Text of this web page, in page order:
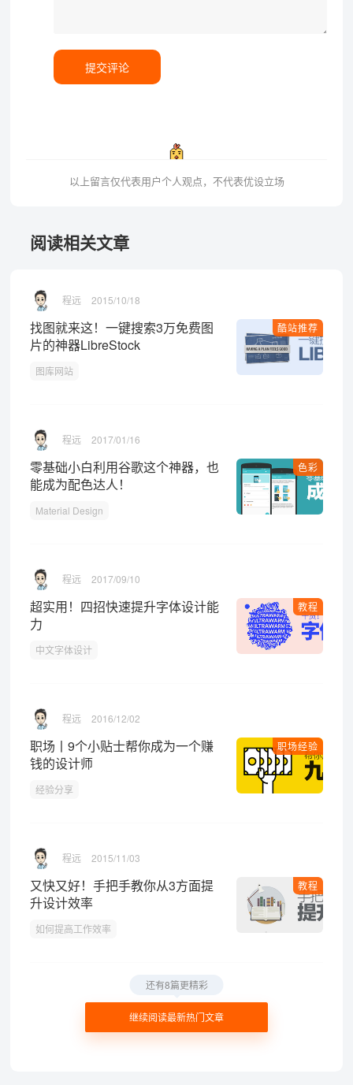
提交评论
以上留言仅代表用户个人观点，不代表优设立场
阅读相关文章
程远 2015/10/18
酷站推荐
找图就来这！一键搜索3万免费图
片的神器LibreStock
图库网站
程远 2017/01/16
色彩
零基础小白利用谷歌这个神器，也
能成为配色达人！
Material Design
程远 2017/09/10
教程
超实用！四招快速提升字体设计能
力
中文字体设计
程远 2016/12/02
职场经验
职场丨9个小贴士帮你成为一个赚
钱的设计师
经验分享
程远 2015/11/03
教程
又快又好！手把手教你从3方面提
升设计效率
如何提高工作效率
继续阅读最新热门文章
还有8篇更精彩